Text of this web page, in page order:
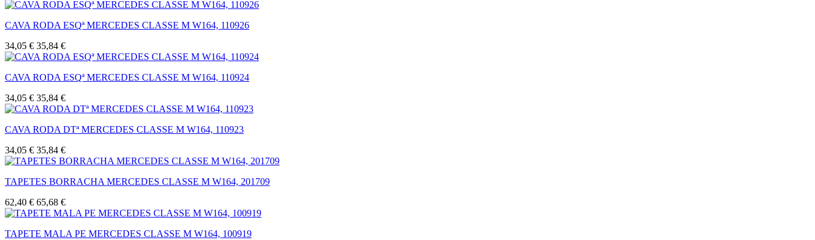
CAVA RODA ESQª MERCEDES CLASSE M W164, 110926
34,05 € 35,84 €
CAVA RODA ESQª MERCEDES CLASSE M W164, 110924
34,05 € 35,84 €
CAVA RODA DTª MERCEDES CLASSE M W164, 110923
34,05 € 35,84 €
TAPETES BORRACHA MERCEDES CLASSE M W164, 201709
62,40 € 65,68 €
TAPETE MALA PE MERCEDES CLASSE M W164, 100919